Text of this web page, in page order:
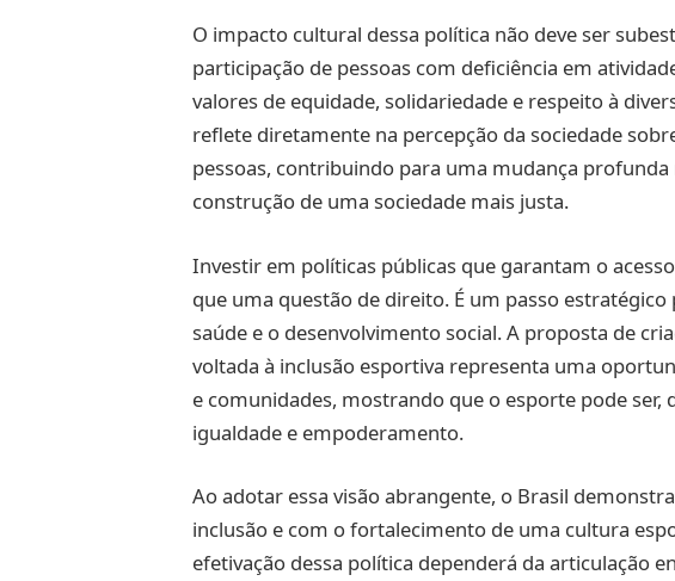
O impacto cultural dessa política não deve ser
participação de pessoas com deficiência em
valores de equidade, solidariedade e respeito à
reflete diretamente na percepção da sociedade
pessoas, contribuindo para uma mudança
construção de uma sociedade mais justa.
Investir em políticas públicas que garantam o
que uma questão de direito. É um passo
saúde e o desenvolvimento social. A proposta de
voltada à inclusão esportiva representa uma
e comunidades, mostrando que o esporte pode
igualdade e empoderamento.
Ao adotar essa visão abrangente, o Brasil
inclusão e com o fortalecimento de uma cultura
efetivação dessa política dependerá da articulação